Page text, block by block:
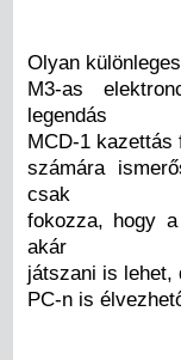
Olyan
M3-as
legendás
MCD-1
számára
csak
fokozza, hogy
akár
játszani is lehet,
PC-n is